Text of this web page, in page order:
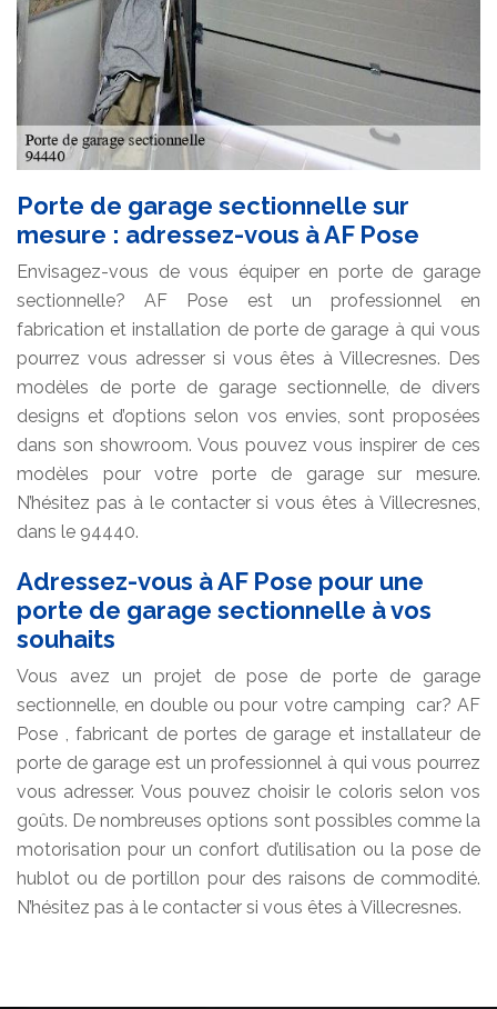
Porte de garage sectionnelle sur
mesure : adressez-vous à AF Pose
Envisagez-vous de vous équiper en porte de garage
sectionnelle? AF Pose est un professionnel en
fabrication et installation de porte de garage à qui vous
pourrez vous adresser si vous êtes à Villecresnes. Des
modèles de porte de garage sectionnelle, de divers
designs et d’options selon vos envies, sont proposées
dans son showroom. Vous pouvez vous inspirer de ces
modèles pour votre porte de garage sur mesure.
N’hésitez pas à le contacter si vous êtes à Villecresnes,
dans le 94440.
Adressez-vous à AF Pose pour une
porte de garage sectionnelle à vos
souhaits
Vous avez un projet de pose de porte de garage
sectionnelle, en double ou pour votre camping car? AF
Pose , fabricant de portes de garage et installateur de
porte de garage est un professionnel à qui vous pourrez
vous adresser. Vous pouvez choisir le coloris selon vos
goûts. De nombreuses options sont possibles comme la
motorisation pour un confort d’utilisation ou la pose de
hublot ou de portillon pour des raisons de commodité.
N’hésitez pas à le contacter si vous êtes à Villecresnes.